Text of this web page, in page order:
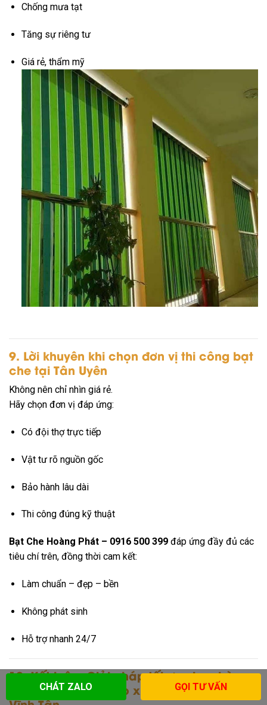
Chống mưa tạt
Tăng sự riêng tư
Giá rẻ, thẩm mỹ
9. Lời khuyên khi chọn đơn vị thi công bạt
che tại Tân Uyên
Không nên chỉ nhìn giá rẻ.
Hãy chọn đơn vị đáp ứng:
Có đội thợ trực tiếp
Vật tư rõ nguồn gốc
Bảo hành lâu dài
Thi công đúng kỹ thuật
Bạt Che Hoàng Phát – 0916 500 399 đáp ứng đầy đủ các
tiêu chí trên, đồng thời cam kết:
Làm chuẩn – đẹp – bền
Không phát sinh
Hỗ trợ nhanh 24/7
10. Kết luận: Giải pháp tối ưu cho nhà
dân – quán ăn – kho xưởng tại đường 22,
CHÁT ZALO GỌI TƯ VẤN